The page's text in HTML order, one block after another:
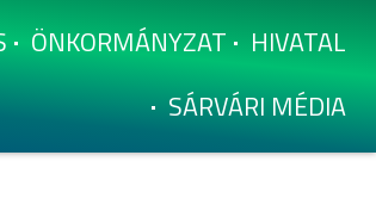
ÖNKORMÁNYZAT
HIVATAL
SÁRVÁRI MÉDIA